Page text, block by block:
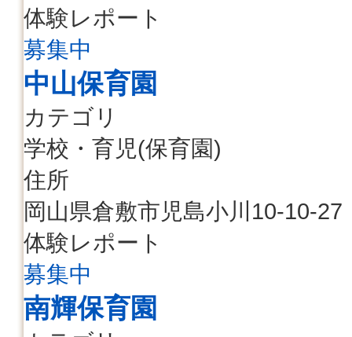
体験レポート
募集中
中山保育園
カテゴリ
学校・育児(保育園)
住所
岡山県倉敷市児島小川10-10-27
体験レポート
募集中
南輝保育園